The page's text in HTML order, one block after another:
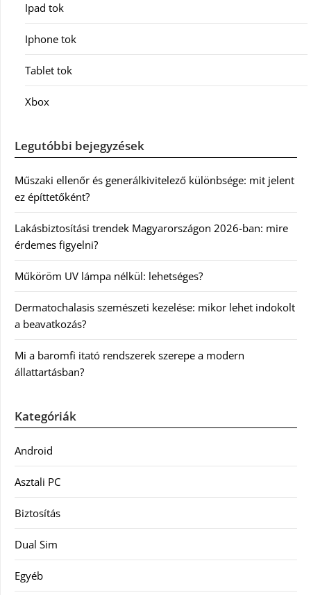
Ipad tok
Iphone tok
Tablet tok
Xbox
Legutóbbi bejegyzések
Műszaki ellenőr és generálkivitelező különbsége: mit jelent
ez építtetőként?
Lakásbiztosítási trendek Magyarországon 2026-ban: mire
érdemes figyelni?
Műköröm UV lámpa nélkül: lehetséges?
Dermatochalasis szemészeti kezelése: mikor lehet indokolt
a beavatkozás?
Mi a baromfi itató rendszerek szerepe a modern
állattartásban?
Kategóriák
Android
Asztali PC
Biztosítás
Dual Sim
Egyéb